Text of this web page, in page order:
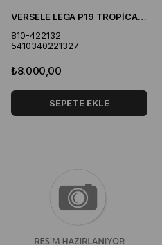
VERSELE LEGA P19 TROPİCAL PAPAĞAN PALLET YEMİ 10 KG
810-422132
5410340221327
₺8.000,00
SEPETE EKLE